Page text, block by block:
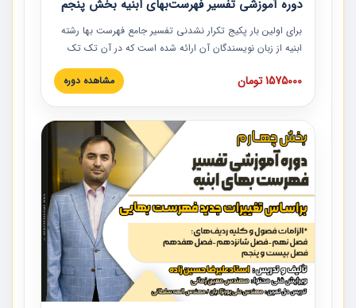
دوره آموزشی تفسیر فهرست‌بهای ابنیه بخش پنجم
برای اولین بار پکیج تکرار نشدنی تفسیر جامع فهرست بها رشته
ابنیه از زبان نویسندگان آن ارائه شده است که در آن تک تک
ردیف ها و مطالب فهرست بها تفسیر و ارائه شده است. این
دوره به صورت کامل تصویری بوده و به همراه تصاویر عملیات
دوره با کلام مهندس علیرضاحسین‌زاده مدیر پروژه مهندسی
مشاور در امر بازنگری فهرست بها رشته ابنیه ارائه شده و به تمام
همکارانی که در حوزه صنعت ساخت در حال فعالیت هستند حتما
توصیه می کنیم از مطالب این دوره استفاده نمایند.
1575000 تومان مشاهده دوره